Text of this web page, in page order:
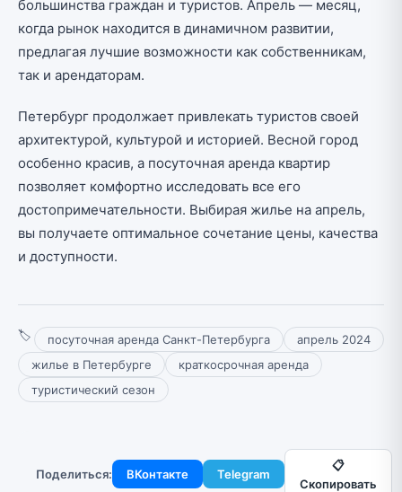
большинства граждан и туристов. Апрель — месяц,
когда рынок находится в динамичном развитии,
предлагая лучшие возможности как собственникам,
так и арендаторам.
Петербург продолжает привлекать туристов своей
архитектурой, культурой и историей. Весной город
особенно красив, а посуточная аренда квартир
позволяет комфортно исследовать все его
достопримечательности. Выбирая жилье на апрель,
вы получаете оптимальное сочетание цены, качества
и доступности.
🏷 посуточная аренда Санкт-Петербурга
апрель 2024
жилье в Петербурге
краткосрочная аренда
туристический сезон
Поделиться: ВКонтакте Telegram
📋
Скопировать